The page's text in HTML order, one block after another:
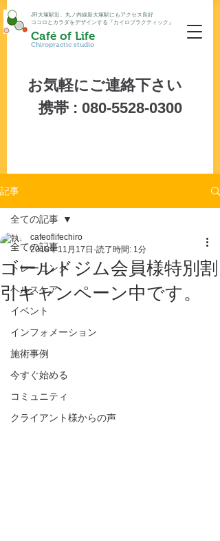
JR大塚駅近、丸ノ内線新大塚駅にもアクセス良好
ココロとカラダをデザインする『カイロプラクティック』
Café of Life
Chiropractic studio
お気軽にご連絡下さい
携帯 : 080-5528-0300
記事
全ての記事
トレーニング
ヘルスケア
イベント
インフォメーション
施術事例
今すぐ始める
コミュニティ
クライアント様からの声
全ての記事
ゴールドジム会員様特別割
引キャンペーン中です。
cafeoflifechiro
2018年11月17日 読了時間: 1分